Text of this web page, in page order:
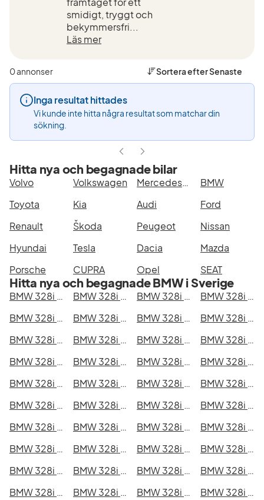
smidigt, tryggt och
bekymmersfri...
Läs mer
0 annonser Sortera efterSenaste
Inga resultat hittades
Vi kunde inte hitta några resultat som matchar din
sökning.
Hitta nya och begagnade bilar
Volvo Volkswagen Mercedes-Benz
BMW
Toyota
Kia Audi
Ford
Renault
Škoda Peugeot
Nissan
Hyundai
Tesla Dacia
Mazda
Porsche
CUPRA Opel SEAT
Hitta nya och begagnade BMW i Sverige
BMW 328i Touring i Stockholm BMW 328i Touring i Göteborg BMW 328i Touring i Helsingborg
BMW 328i Touring i Jönköping
BMW 328i Touring i Malmö
BMW 328i Touring i Örebro BMW 328i Touring i Norrköping
BMW 328i Touring i Linköping
BMW 328i Touring i Uppsala
BMW 328i Touring i Västerås BMW 328i Touring i Halmstad
BMW 328i Touring i Växjö
BMW 328i Touring i Eskilstuna
BMW 328i Touring i Kalmar BMW 328i Touring i Karlskrona
BMW 328i Touring i Karlstad
BMW 328i Touring i Kristianstad
BMW 328i Touring i Sundsvall BMW 328i Touring i Umeå
BMW 328i Touring i Varberg
BMW 328i Touring i Borås
BMW 328i Touring i Falkenberg BMW 328i Touring i Gävle
BMW 328i Touring i Luleå
BMW 328i Touring i Lund
BMW 328i Touring i Mönsterås BMW 328i Touring i Uddevalla
BMW 328i Touring i Västervik
BMW 328i Touring i Ystad
BMW 328i Touring i Östersund BMW 328i Touring i Borlänge
BMW 328i Touring i Kiruna
BMW 328i Touring i Nyköping
BMW 328i Touring i Oskarshamn BMW 328i Touring i Sigtuna
BMW 328i Touring i Skellefteå
BMW 328i Touring i Skövde
BMW 328i Touring i Trollhättan BMW 328i Touring i Alingsås BMW 328i Touring i Båstad